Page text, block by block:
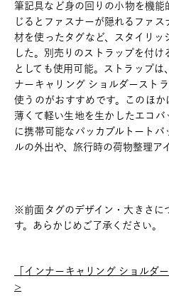
筆記具など身の回りの小物を機能
じるとファスナーが隠れるファ
材を使ったタグなど、スタイリッ
した。別売りのストラップを付け
としても使用可能。ストラップ
ナーキャリング ショルダースト
使うのがおすすめです。このほか
薄くて軽い生地を生かしたエコバ
に携帯可能なパッカブルトートバ
ルの外出や、旅行時の荷物整理ア
※前面タグのデザイン・大きさに
す。あらかじめご了承ください。
「インナーキャリング ショルダ
>